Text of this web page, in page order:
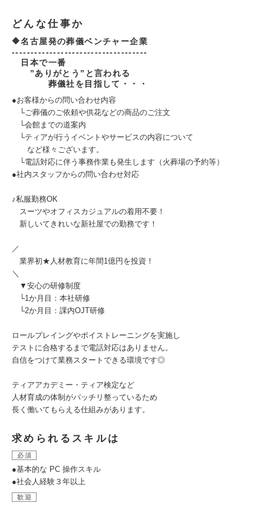
どんな仕事か
🔶名古屋発の葬儀ベンチャー企業
------------------------------------
日本で一番
”ありがとう”と言われる
葬儀社を目指して・・・
●お客様からの問い合わせ内容
└ご葬儀のご依頼や供花などの商品のご注文
└会館までの道案内
└ティアが行うイベントやサービスの内容について
など様々ございます。
└電話対応に伴う事務作業も発生します（火葬場の予約等）
●社内スタッフからの問い合わせ対応
♪私服勤務OK
スーツやオフィスカジュアルの着用不要！
新しいてきれいな新社屋での勤務です！
／
業界初★人材教育に年間1億円を投資！
＼
▼安心の研修制度
└1か月目：本社研修
└2か月目：課内OJT研修
ロールプレイングやボイストレーニングを実施し
テストに合格するまで電話対応はありません。
自信をつけて業務スタートできる環境です◎
ティアアカデミー・ティア検定など
人材育成の体制がバッチリ整っているため
長く働いてもらえる仕組みがあります。
求められるスキルは
必須
●基本的な PC 操作スキル
●社会人経験３年以上
歓迎